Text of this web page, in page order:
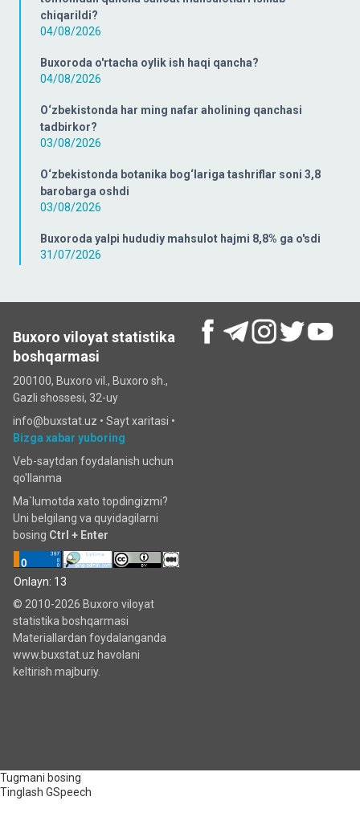
chiqarildi?
04/08/2026
Buxoroda o'rtacha oylik ish haqi qancha?
04/08/2026
O‘zbekistonda har ming nafar aholining qanchasi
tadbirkor?
03/08/2026
O‘zbekistonda botanika bog‘lariga tashriflar soni 3,8
barobarga oshdi
03/08/2026
Buxoroda yalpi hududiy mahsulot hajmi 8,8% ga o'sdi
31/07/2026
Buxoro viloyat statistika
boshqarmasi
200100, Buxoro vil., Buxoro sh.,
Gazli shossesi, 32-uy
info@buxstat.uz • Sayt xaritasi •
Bizga xabar yuboring
Veb-saytdan foydalanish uchun
qo'llanma
Ma`lumotda xato topdingizmi?
Uni belgilang va quyidagilarni
bosing Ctrl + Enter
Onlayn: 13
© 2010-2026 Buxoro viloyat
statistika boshqarmasi
Materiallardan foydalanganda
www.buxstat.uz havolani
keltirish majburiy.
Tugmani bosing
Tinglash GSpeech